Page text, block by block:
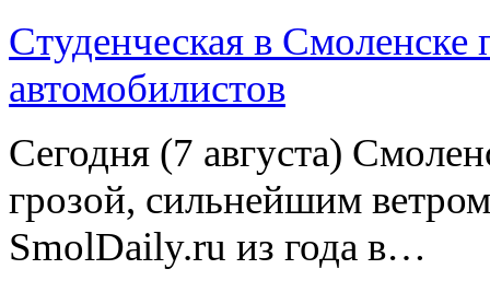
Студенческая в Смоленске
автомобилистов
Сегодня (7 августа)
грозой, сильнейшим
SmolDaily.ru из года в…